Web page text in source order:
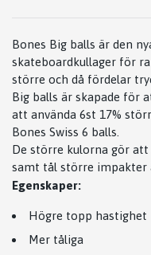
Bones Big balls är den
skateboardkullager för
större och då fördelar
Big balls är skapade för
att använda 6st 17%
Bones Swiss 6 balls.
De större kulorna gör
samt tål större impakter
Egenskaper:
Högre topp hastighet
Mer tåliga